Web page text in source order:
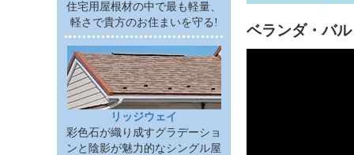
住宅用屋根材の中で最も軽量、
軽さで貴方のお住まいを守る!
リッジウェイ
彩色石が織り成すグラデーショ
ンと陰影が魅力的なシングル屋
ベランダ・バ